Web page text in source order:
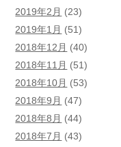
2019年2月 (23)
2019年1月 (51)
2018年12月 (40)
2018年11月 (51)
2018年10月 (53)
2018年9月 (47)
2018年8月 (44)
2018年7月 (43)